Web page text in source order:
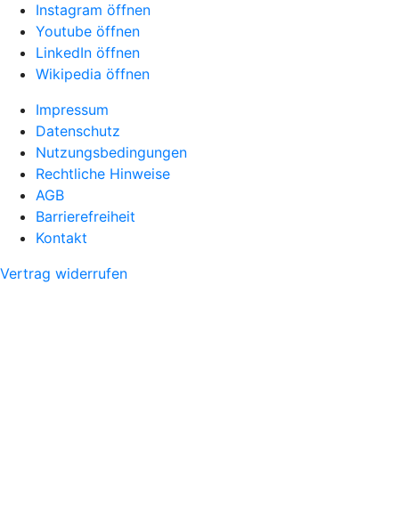
Instagram öffnen
Youtube öffnen
LinkedIn öffnen
Wikipedia öffnen
Impressum
Datenschutz
Nutzungsbedingungen
Rechtliche Hinweise
AGB
Barrierefreiheit
Kontakt
Vertrag widerrufen